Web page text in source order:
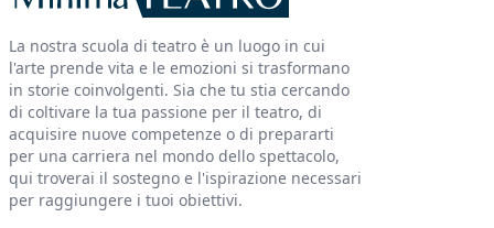
La nostra scuola di teatro è un luogo in cui
l'arte prende vita e le emozioni si trasformano
in storie coinvolgenti. Sia che tu stia cercando
di coltivare la tua passione per il teatro, di
acquisire nuove competenze o di prepararti
per una carriera nel mondo dello spettacolo,
qui troverai il sostegno e l'ispirazione necessari
per raggiungere i tuoi obiettivi.